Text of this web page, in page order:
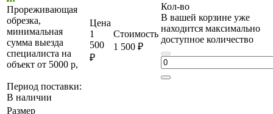
Прореживающая
обрезка,
минимальная
сумма выезда
специалиста на
объект от 5000 р,
Период поставки:
В наличии
Цена
1
500
₽
Стоимость
1 500 ₽
Кол-во
В вашей корзине уже
находится максимально
доступное количество
Размер